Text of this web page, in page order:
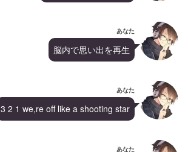
あなた
脳内で思い出を再生
あなた
3 2 1 we,re off like a shooting star
あなた